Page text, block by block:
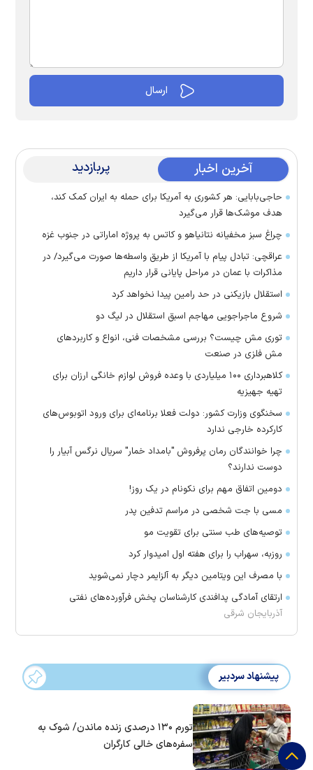
آخرین اخبار پربازدید
حاجی‌بابایی: هر کشوری به آمریکا برای حمله به ایران کمک کند،
هدف موشک‌ها قرار می‌گیرد
چراغ سبز مخفیانه نتانیاهو و کاتس به پروژه اماراتی در جنوب غزه
عراقچی: تبادل پیام با آمریکا از طریق واسطه‌ها صورت می‌گیرد/ در
مذاکرات با عمان در مراحل پایانی قرار داریم
استقلال بازیکنی در حد رامین پیدا نخواهد کرد
شروع ماجراجویی مهاجم اسبق استقلال در لیگ دو
توری مش چیست؟ بررسی مشخصات فنی، انواع و کاربردهای
مش فلزی در صنعت
کلاهبرداری ۱۰۰ میلیاردی با وعده فروش لوازم خانگی ارزان برای
تهیه جهیزیه
سخنگوی وزارت کشور: دولت فعلا برنامه‌ای برای ورود اتوبوس‌های
کارکرده خارجی ندارد
چرا خوانندگان رمان پرفروش "بامداد خمار" سریال نرگس آبیار را
دوست ندارند؟
دومین اتفاق مهم برای نکونام در یک روز!
مسی با جت شخصی در مراسم تدفین پدر
توصیه‌های طب سنتی برای تقویت مو
روزبه، سهراب را برای هفته اول امیدوار کرد
با مصرف این ویتامین دیگر به آلزایمر دچار نمی‌شوید
ارتقای آمادگی پدافندی کارشناسان پخش فرآورده‌های نفتی
آذربایجان شرقی
پیشنهاد سردبیر
تورم ۱۳۰ درصدی زنده ماندن/ شوک به
سفره‌های خالی کارگران